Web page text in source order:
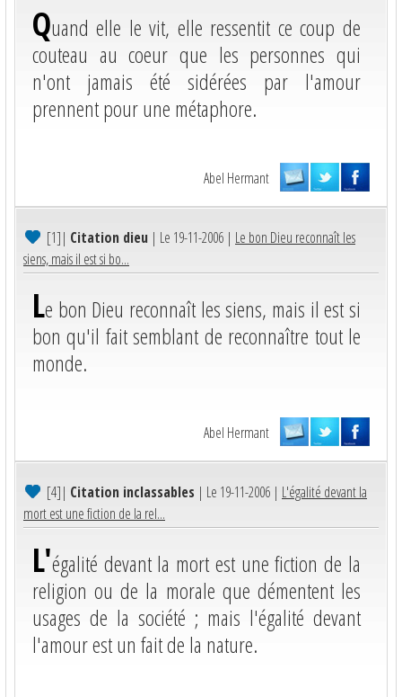
Quand elle le vit, elle ressentit ce coup de
couteau au coeur que les personnes qui
n'ont jamais été sidérées par l'amour
prennent pour une métaphore.
Abel Hermant
[1]| Citation dieu | Le 19-11-2006 | Le bon Dieu reconnaît les
siens, mais il est si bo...
Le bon Dieu reconnaît les siens, mais il est si
bon qu'il fait semblant de reconnaître tout le
monde.
Abel Hermant
[4]| Citation inclassables | Le 19-11-2006 | L'égalité devant la
mort est une fiction de la rel...
L'égalité devant la mort est une fiction de la
religion ou de la morale que démentent les
usages de la société ; mais l'égalité devant
l'amour est un fait de la nature.